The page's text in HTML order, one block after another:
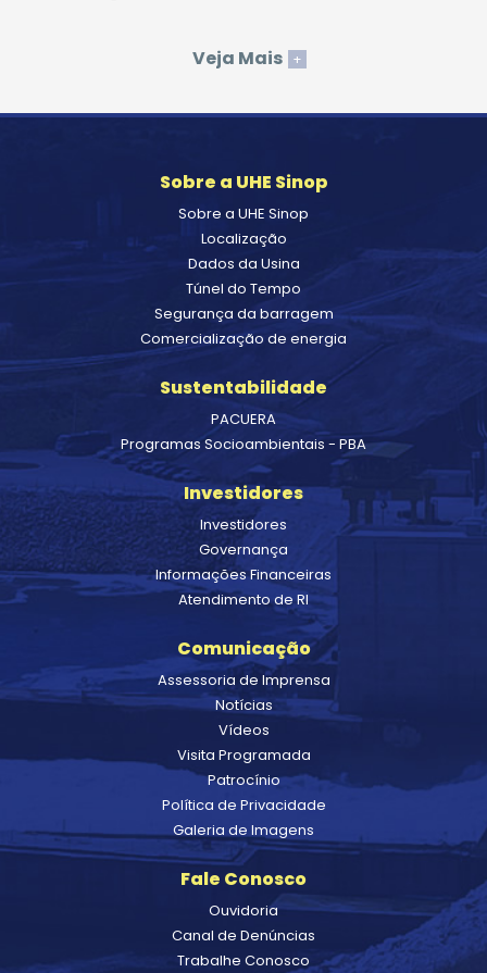
Veja Mais +
Sobre a UHE Sinop
Sobre a UHE Sinop
Localização
Dados da Usina
Túnel do Tempo
Segurança da barragem
Comercialização de energia
Sustentabilidade
PACUERA
Programas Socioambientais - PBA
Investidores
Investidores
Governança
Informações Financeiras
Atendimento de RI
Comunicação
Assessoria de Imprensa
Notícias
Vídeos
Visita Programada
Patrocínio
Política de Privacidade
Galeria de Imagens
Fale Conosco
Ouvidoria
Canal de Denúncias
Trabalhe Conosco